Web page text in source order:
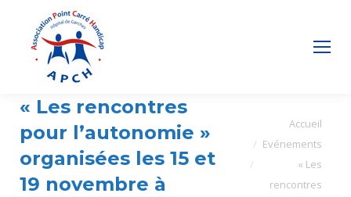
« Les rencontres
pour l’autonomie »
organisées les 15 et
19 novembre à
Vous êtes ici :Accueil
Evénements
« Les
rencontres